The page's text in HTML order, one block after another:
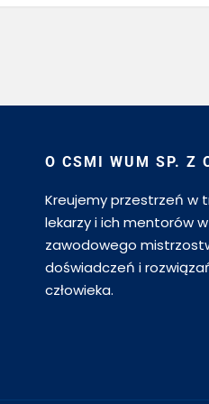
O CSMI WUM SP. Z
Kreujemy przestrzeń w
lekarzy i ich mentorów
zawodowego
doświadczeń i
człowieka.